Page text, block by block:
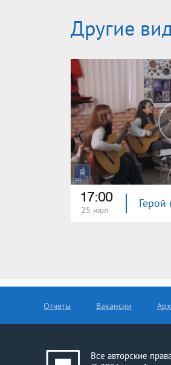
Другие
17:00
25 июл
Отчеты Вакансии
Все авторские